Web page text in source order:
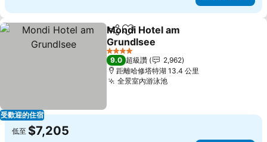
受歡迎的住宿
分享 加入我的最愛
Mondi Hotel am
Grundlsee
4 星級
9.0 超級讚
2,962
距離哈修塔特湖 13.4 公里
全景室內游泳池
低至 $7,205